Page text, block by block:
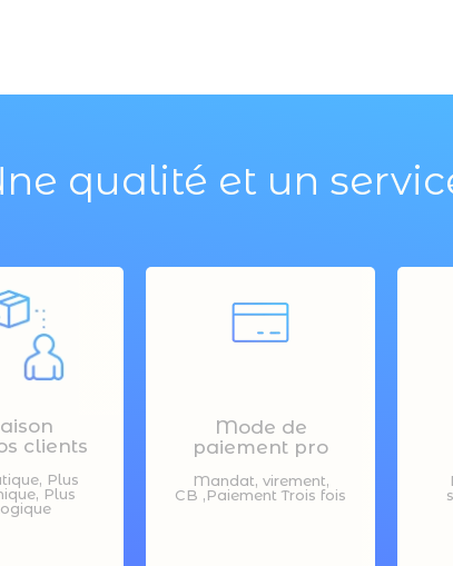
qualité et un
clients
Plus
Plus
Mode de
paiement pro
Mandat, virement,
CB ,Paiement Trois fois